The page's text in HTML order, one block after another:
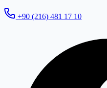
+90 (216) 481 17 10